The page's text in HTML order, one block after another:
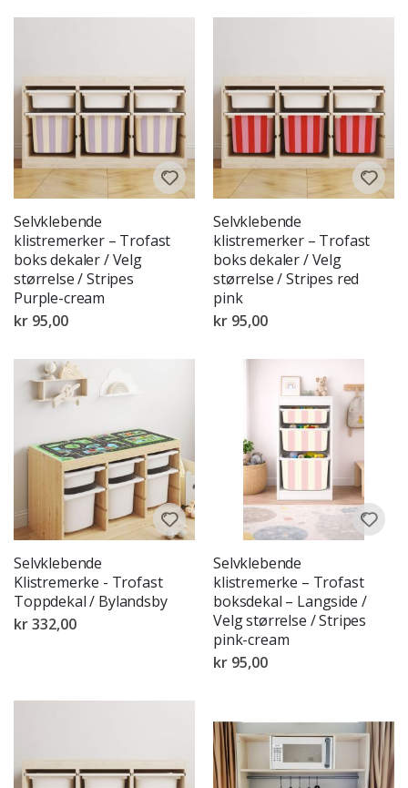
Selvklebende
klistremerker – Trofast
boks dekaler / Velg
størrelse / Stripes
Purple-cream
kr 95,00
Selvklebende
klistremerker – Trofast
boks dekaler / Velg
størrelse / Stripes red
pink
kr 95,00
Selvklebende
Klistremerke - Trofast
Toppdekal / Bylandsby
kr 332,00
Selvklebende
klistremerke – Trofast
boksdekal – Langside /
Velg størrelse / Stripes
pink-cream
kr 95,00